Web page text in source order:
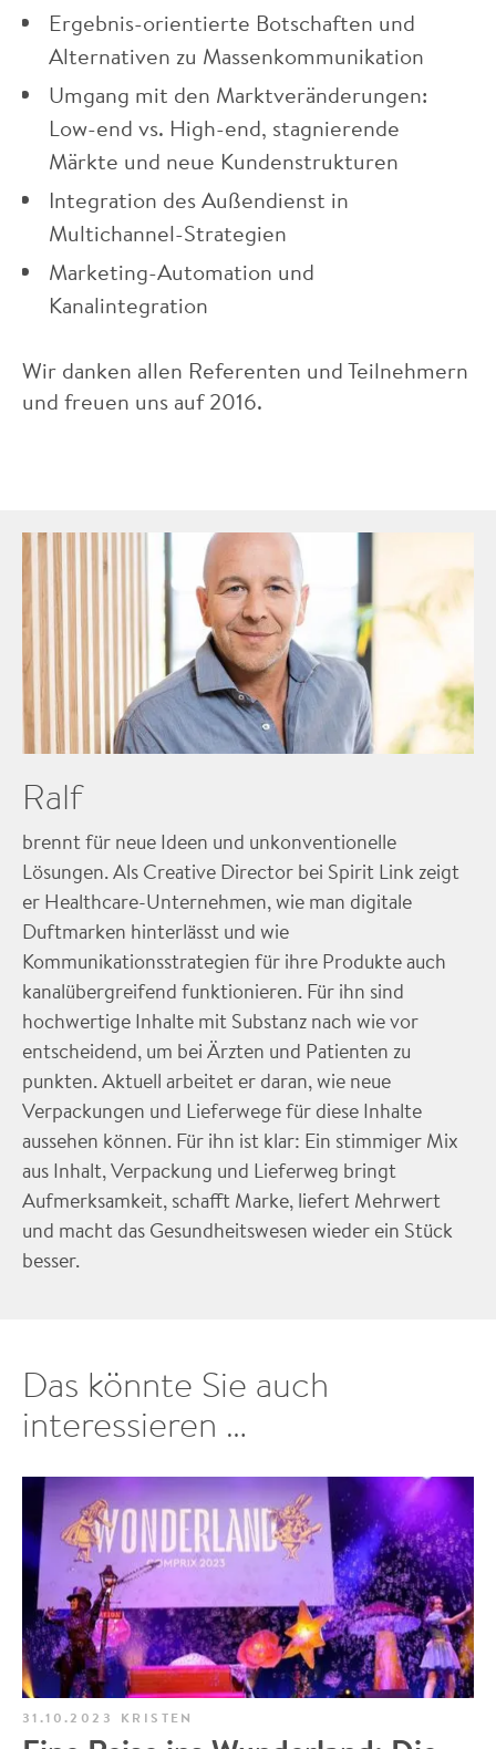
Ergebnis-orientierte Botschaften und
Alternativen zu Massenkommunikation
Umgang mit den Marktveränderungen:
Low-end vs. High-end, stagnierende
Märkte und neue Kundenstrukturen
Integration des Außendienst in
Multichannel-Strategien
Marketing-Automation und
Kanalintegration
Wir danken allen Referenten und Teilnehmern
und freuen uns auf 2016.
Ralf
brennt für neue Ideen und unkonventionelle
Lösungen. Als Creative Director bei Spirit Link zeigt
er Healthcare-Unternehmen, wie man digitale
Duftmarken hinterlässt und wie
Kommunikationsstrategien für ihre Produkte auch
kanalübergreifend funktionieren. Für ihn sind
hochwertige Inhalte mit Substanz nach wie vor
entscheidend, um bei Ärzten und Patienten zu
punkten. Aktuell arbeitet er daran, wie neue
Verpackungen und Lieferwege für diese Inhalte
aussehen können. Für ihn ist klar: Ein stimmiger Mix
aus Inhalt, Verpackung und Lieferweg bringt
Aufmerksamkeit, schafft Marke, liefert Mehrwert
und macht das Gesundheitswesen wieder ein Stück
besser.
Das könnte Sie auch
interessieren …
31.10.2023 KRISTEN